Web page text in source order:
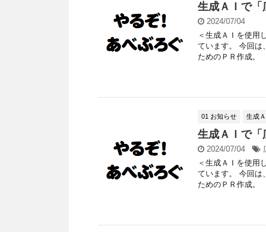
生成ＡＩで
2024/07/04
＜生成ＡＩを使用
ています。 今回
ためのＰＲ作成。
01 お知らせ 生成Ａ
生成ＡＩで
2024/07/04
＜生成ＡＩを使用
ています。 今回
ためのＰＲ作成。